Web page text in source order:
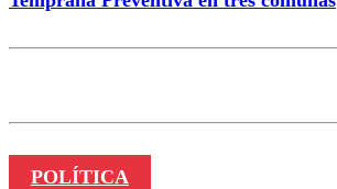
POLÍTICA